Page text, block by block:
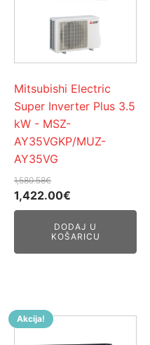
Mitsubishi Electric
Super Inverter Plus 3.5
kW - MSZ-
AY35VGKP/MUZ-
AY35VG
1,580.58€
Izvorna
cijena
1,422.00€
cijena
je:
DODAJ U
KOŠARICU
Akcija!